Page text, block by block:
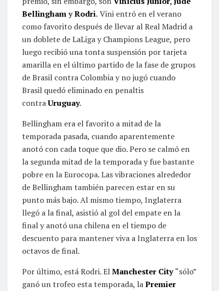
BellinghamyRodri.Vini entró en el verano
como favorito después de llevar al Real Madrid a
un doblete de LaLiga y Champions League, pero
luego recibió una tonta suspensión por tarjeta
amarilla en el último partido de la fase de grupos
de Brasil contra Colombia y no jugó cuando
Brasil quedó eliminado en penaltis
contraUruguay.
Bellingham era el favorito a mitad de la
temporada pasada, cuando aparentemente
anotó con cada toque que dio. Pero se calmó en
la segunda mitad de la temporada y fue bastante
pobre en la Eurocopa. Las vibraciones alrededor
de Bellingham también parecen estar en su
punto más bajo. Al mismo tiempo, Inglaterra
llegó a la final, asistió al gol del empate en la
final y anotó una chilena en el tiempo de
descuento para mantener viva a Inglaterra en los
octavos de final.
Por último, está Rodri. ElManchester City “sólo”
ganó un trofeo esta temporada, laPremier